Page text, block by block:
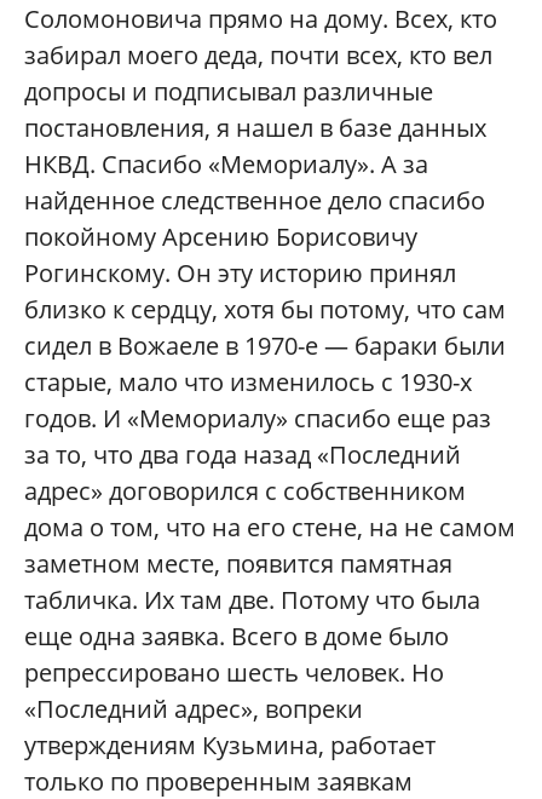
Соломоновича прямо на дому. Всех, кто
забирал моего деда, почти всех, кто вел
допросы и подписывал различные
постановления, я нашел в базе данных
НКВД. Спасибо «Мемориалу». А за
найденное следственное дело спасибо
покойному Арсению Борисовичу
Рогинскому. Он эту историю принял
близко к сердцу, хотя бы потому, что сам
сидел в Вожаеле в 1970-е — бараки были
старые, мало что изменилось с 1930-х
годов. И «Мемориалу» спасибо еще раз
за то, что два года назад «Последний
адрес» договорился с собственником
дома о том, что на его стене, на не самом
заметном месте, появится памятная
табличка. Их там две. Потому что была
еще одна заявка. Всего в доме было
репрессировано шесть человек. Но
«Последний адрес», вопреки
утверждениям Кузьмина, работает
только по проверенным заявкам